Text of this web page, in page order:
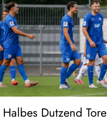
Halbes Dutzend Tore